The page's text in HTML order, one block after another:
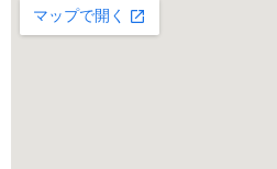
大きな地図で見る